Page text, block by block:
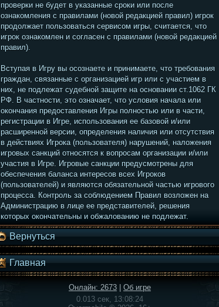
проверки не будет в указанные сроки или после
ознакомления с правилами (новой редакцией правил) игрок
продолжает пользоваться сервисом игры, считается, что
игрок ознакомлен и согласен с правилами (новой редакцией
правил).
Вступая в Игру вы осознаете и принимаете, что требования
граждан, связанные с организацией игр или с участием в
них, не подлежат судебной защите на основании ст.1062 ГК
РФ. В частности, это означает, что условия начала или
окончания предоставления Игры полностью или в части,
регистрации в Игре, использования ее базовой и/или
расширенной версии, определения наличия или отсутствия
в действиях Игрока (пользователя) нарушений, наложения
игровых санкций относятся к вопросам организации и/или
участия в Игре. Игровые санкции предусмотрены для
обеспечения баланса интересов всех Игроков
(пользователей) и являются обязательной частью игрового
процесса. Контроль за соблюдением Правил возложен на
Администрацию в лице ее представителей, решения
которых окончательны и обжалованию не подлежат.
Вернуться
Главная
Онлайн: 2673
Об игре
0.013 сек, 13:08:24